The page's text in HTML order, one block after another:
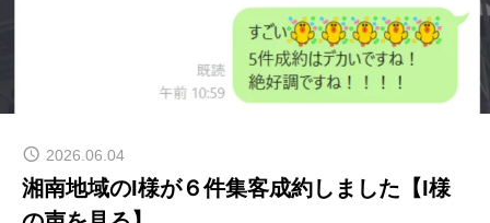
ホームページ集客診断
YouTube＆Blog一覧
集客できました
2026.06.04
湘南地域のI様が６件集客成約しました【I様